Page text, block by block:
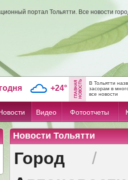
портал Тольятти. Все новости
+24°
В Тольятти
засорам в
все новости
Видео Фотоотчеты
Новости Тольятти
Город /